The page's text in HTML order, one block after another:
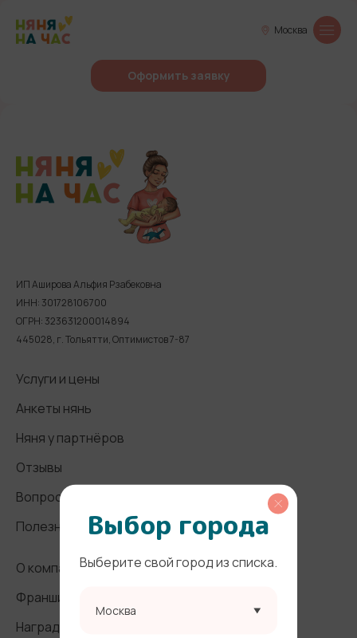
Москва
Оформить заявку
ИП Аширова Альфия Рзабековна
ИНН: 301728106700
ОГРН: 323631200014894
445028, г. Тольятти, Оптимистов 7-87
Услуги и цены
Анкеты нянь
Няня у партнёров
Отзывы
Вопросы и ответы
Полезные статьи
О компании
Франшиза
Награды и СМИ
Выбор города
Выберите свой город из списка.
Москва